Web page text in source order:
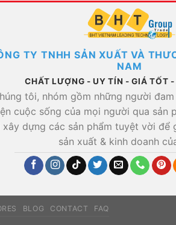
TY TNHH SẢN XUẤT VÀ
NAM
CHẤT LƯỢNG - UY TÍN - GIÁ TỐT -
tôi, nhóm gồm những người
cuộc sống của mọi người qua sản
dựng các sản phẩm tuyệt vời để
sản xuất & kinh doanh
BLOG CONTACT FAQ